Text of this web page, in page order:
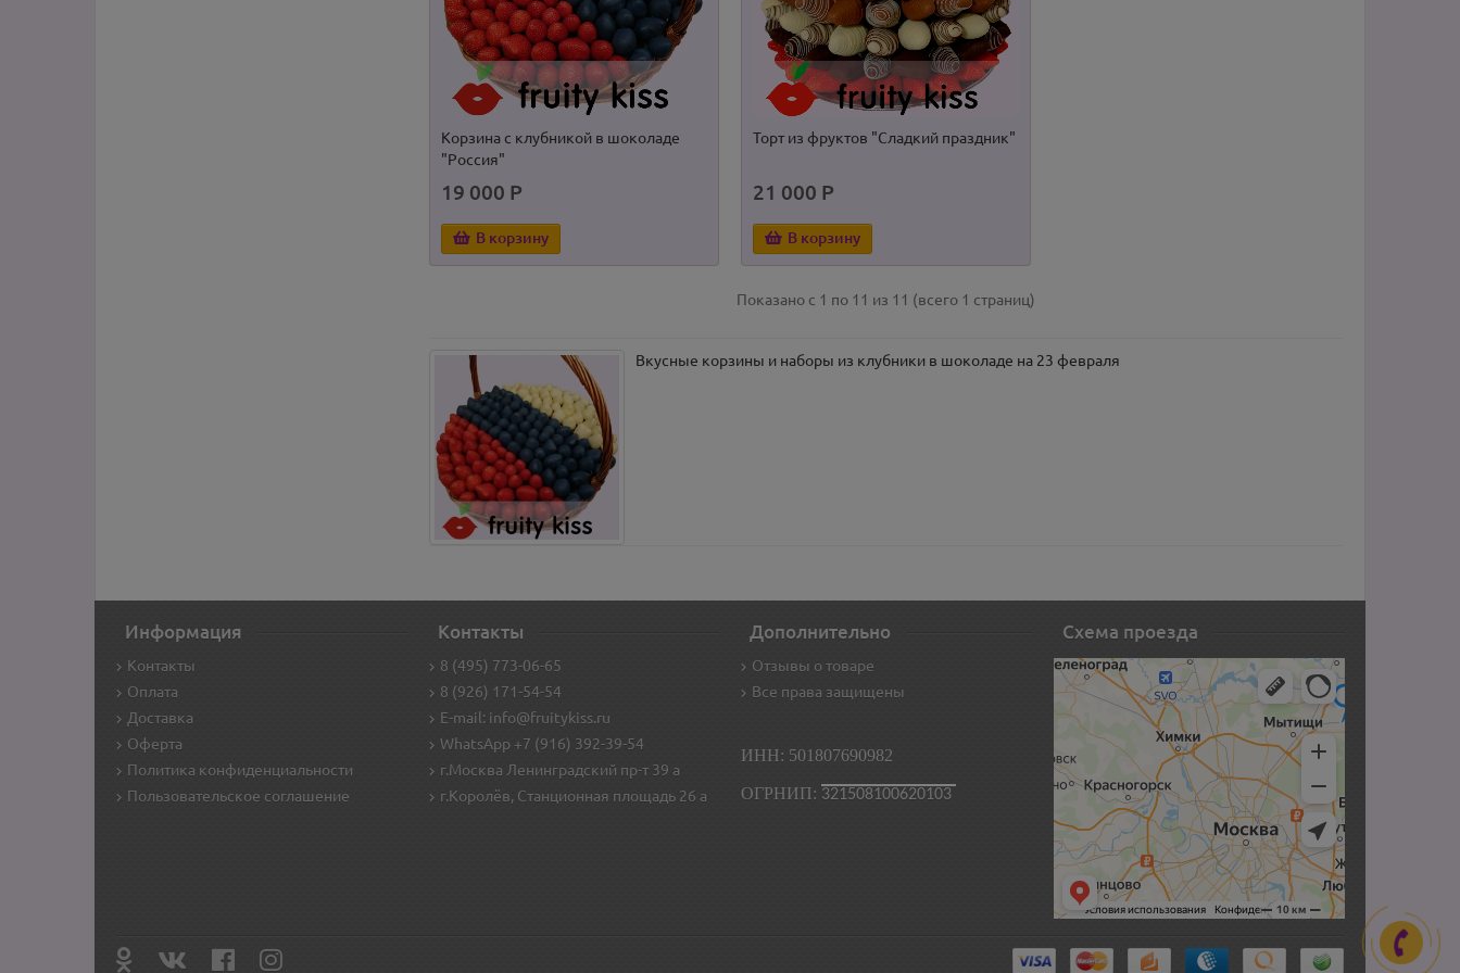
Корзина с клубникой в шоколаде
"Россия"
19 000 Р
В корзину
Торт из фруктов "Сладкий праздник"
21 000 Р
В корзину
Показано с 1 по 11 из 11 (всего 1 страниц)
Вкусные корзины и наборы из клубники в шоколаде на 23 февраля
Информация
Контакты
Оплата
Доставка
Оферта
Политика конфиденциальности
Пользовательское соглашение
Контакты
8 (495) 773-06-65
8 (926) 171-54-54
E-mail: info@fruitykiss.ru
WhatsApp +7 (916) 392-39-54
г.Москва Ленинградский пр-т 39 а
г.Королёв, Станционная площадь 26 а
Дополнительно
Отзывы о товаре
Все права защищены
ИНН: 501807690982
ОГРНИП: 321508100620103
Схема проезда